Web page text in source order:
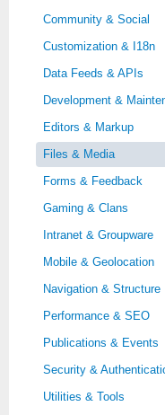
Community & Social
Customization & I18n
Data Feeds & APIs
Development &
Editors & Markup
Files & Media
Forms & Feedback
Gaming & Clans
Intranet & Groupware
Mobile & Geolocation
Navigation & Structure
Performance & SEO
Publications & Events
Security &
Utilities & Tools